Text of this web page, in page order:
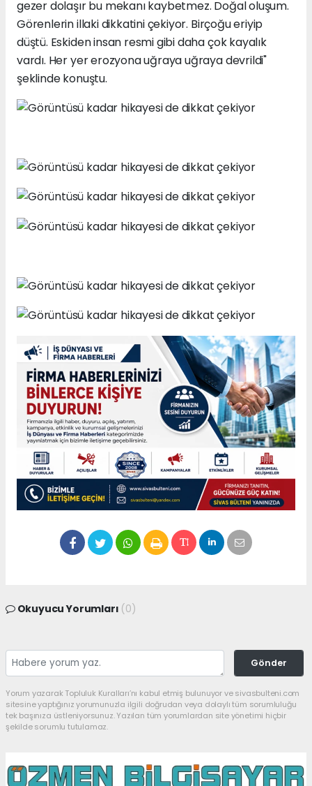
gezer dolaşır bu mekanı kaybetmez. Doğal oluşum.
Görenlerin illaki dikkatini çekiyor. Birçoğu eriyip
düştü. Eskiden insan resmi gibi daha çok kayalık
vardı. Her yer erozyona uğraya uğraya devrildi"
şeklinde konuştu.
Okuyucu Yorumları (0)
Gönder
Yorum yazarak Topluluk Kuralları’nı kabul etmiş bulunuyor ve sivasbulteni.com
sitesine yaptığınız yorumunuzla ilgili doğrudan veya dolaylı tüm sorumluluğu
tek başınıza üstleniyorsunuz. Yazılan tüm yorumlardan site yönetimi hiçbir
şekilde sorumlu tutulamaz.